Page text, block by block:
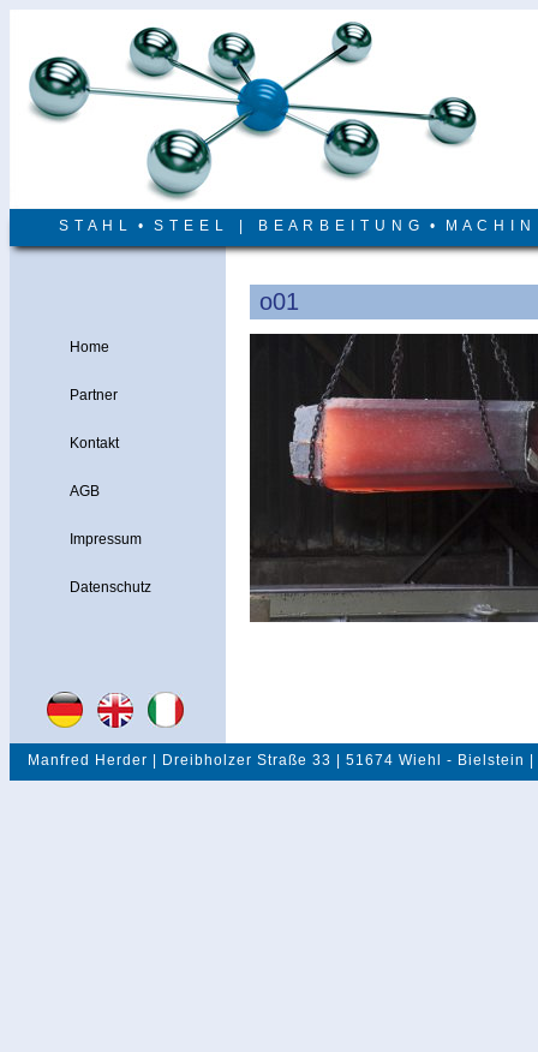
S T A H L • S T E E L | B E A R B E I T U N G • M A C H I
Home
Partner
Kontakt
AGB
Impressum
Datenschutz
o01
Manfred Herder | Dreibholzer Straße 33 | 51674 Wiehl -